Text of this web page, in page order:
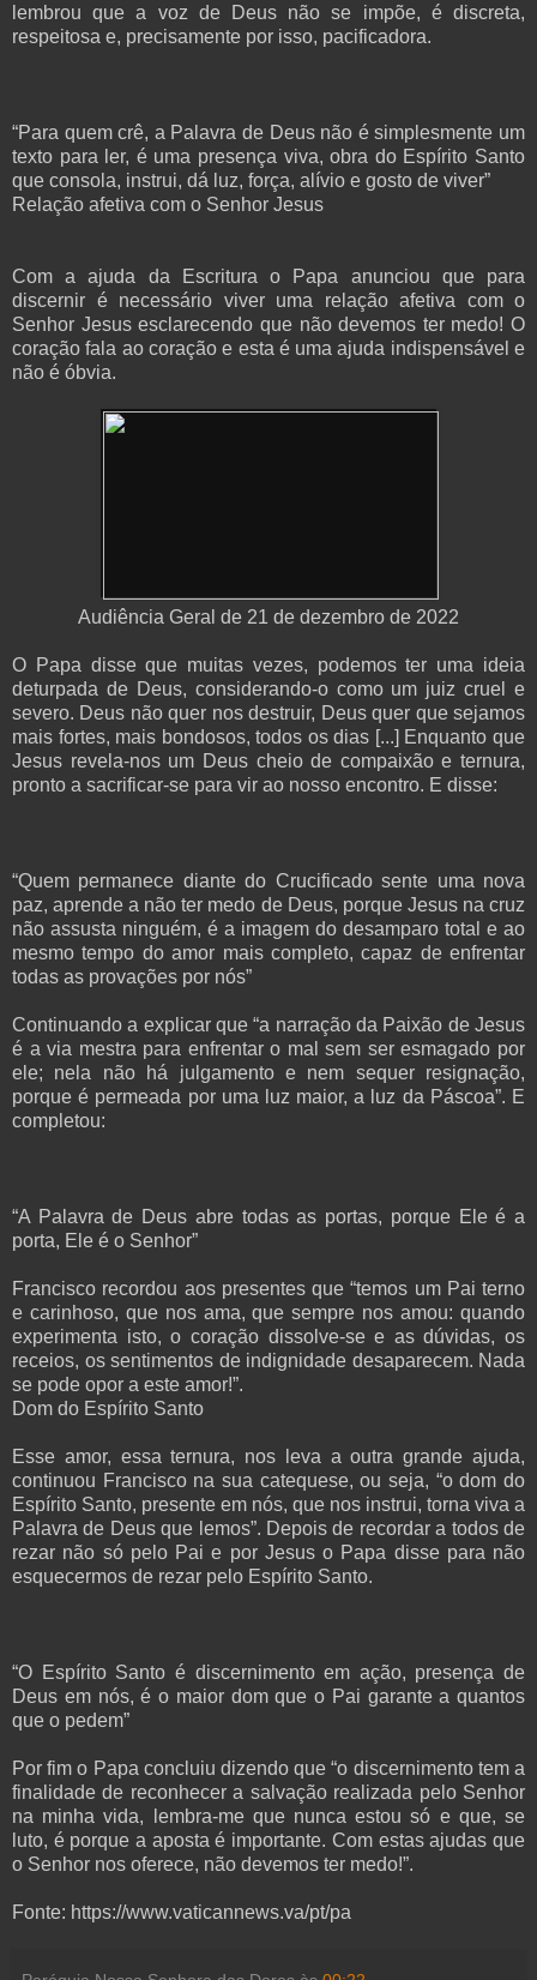
lembrou que a voz de Deus não se impõe, é discreta,
respeitosa e, precisamente por isso, pacificadora.
“Para quem crê, a Palavra de Deus não é simplesmente um
texto para ler, é uma presença viva, obra do Espírito Santo
que consola, instrui, dá luz, força, alívio e gosto de viver”
Relação afetiva com o Senhor Jesus
Com a ajuda da Escritura o Papa anunciou que para
discernir é necessário viver uma relação afetiva com o
Senhor Jesus esclarecendo que não devemos ter medo! O
coração fala ao coração e esta é uma ajuda indispensável e
não é óbvia.
Audiência Geral de 21 de dezembro de 2022
O Papa disse que muitas vezes, podemos ter uma ideia
deturpada de Deus, considerando-o como um juiz cruel e
severo. Deus não quer nos destruir, Deus quer que sejamos
mais fortes, mais bondosos, todos os dias [...] Enquanto que
Jesus revela-nos um Deus cheio de compaixão e ternura,
pronto a sacrificar-se para vir ao nosso encontro. E disse:
“Quem permanece diante do Crucificado sente uma nova
paz, aprende a não ter medo de Deus, porque Jesus na cruz
não assusta ninguém, é a imagem do desamparo total e ao
mesmo tempo do amor mais completo, capaz de enfrentar
todas as provações por nós”
Continuando a explicar que “a narração da Paixão de Jesus
é a via mestra para enfrentar o mal sem ser esmagado por
ele; nela não há julgamento e nem sequer resignação,
porque é permeada por uma luz maior, a luz da Páscoa”. E
completou:
“A Palavra de Deus abre todas as portas, porque Ele é a
porta, Ele é o Senhor”
Francisco recordou aos presentes que “temos um Pai terno
e carinhoso, que nos ama, que sempre nos amou: quando
experimenta isto, o coração dissolve-se e as dúvidas, os
receios, os sentimentos de indignidade desaparecem. Nada
se pode opor a este amor!”.
Dom do Espírito Santo
Esse amor, essa ternura, nos leva a outra grande ajuda,
continuou Francisco na sua catequese, ou seja, “o dom do
Espírito Santo, presente em nós, que nos instrui, torna viva a
Palavra de Deus que lemos”. Depois de recordar a todos de
rezar não só pelo Pai e por Jesus o Papa disse para não
esquecermos de rezar pelo Espírito Santo.
“O Espírito Santo é discernimento em ação, presença de
Deus em nós, é o maior dom que o Pai garante a quantos
que o pedem”
Por fim o Papa concluiu dizendo que “o discernimento tem a
finalidade de reconhecer a salvação realizada pelo Senhor
na minha vida, lembra-me que nunca estou só e que, se
luto, é porque a aposta é importante. Com estas ajudas que
o Senhor nos oferece, não devemos ter medo!”.
Fonte: https://www.vaticannews.va/pt/pa